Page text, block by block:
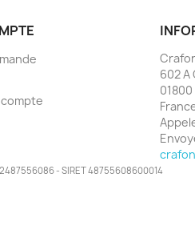
602 A
01800
- SIRET 48755608600014